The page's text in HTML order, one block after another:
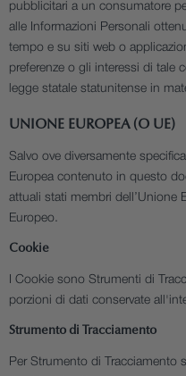
pubblicitari a un consumatore
alle Informazioni Personali
tempo e su siti web o
preferenze o gli interessi di tale
legge statale statunitense in
UNIONE EUROPEA (O UE)
Salvo ove diversamente
Europea contenuto in questo
attuali stati membri dell’Unione
Europeo.
Cookie
I Cookie sono Strumenti di
porzioni di dati conservate
Strumento di Tracciamento
Per Strumento di Tracciamento